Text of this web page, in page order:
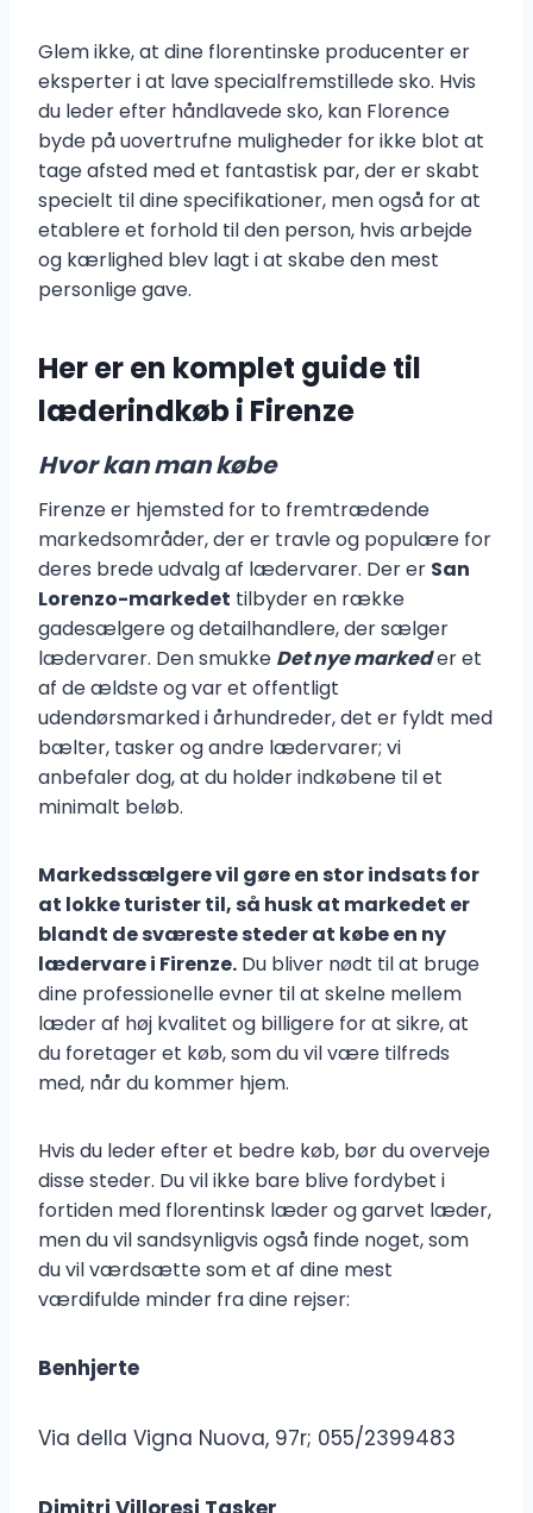
Glem ikke, at dine florentinske producenter er
eksperter i at lave specialfremstillede sko. Hvis
du leder efter håndlavede sko, kan Florence
byde på uovertrufne muligheder for ikke blot at
tage afsted med et fantastisk par, der er skabt
specielt til dine specifikationer, men også for at
etablere et forhold til den person, hvis arbejde
og kærlighed blev lagt i at skabe den mest
personlige gave.
Her er en komplet guide til
læderindkøb i Firenze
Hvor kan man købe
Firenze er hjemsted for to fremtrædende
markedsområder, der er travle og populære for
deres brede udvalg af lædervarer. Der er San
Lorenzo-markedet tilbyder en række
gadesælgere og detailhandlere, der sælger
lædervarer. Den smukke Det nye markeder et
af de ældste og var et offentligt
udendørsmarked i århundreder, det er fyldt med
bælter, tasker og andre lædervarer; vi
anbefaler dog, at du holder indkøbene til et
minimalt beløb.
Markedssælgere vil gøre en stor indsats for
at lokke turister til, så husk at markedet er
blandt de sværeste steder at købe en ny
lædervare i Firenze. Du bliver nødt til at bruge
dine professionelle evner til at skelne mellem
læder af høj kvalitet og billigere for at sikre, at
du foretager et køb, som du vil være tilfreds
med, når du kommer hjem.
Hvis du leder efter et bedre køb, bør du overveje
disse steder. Du vil ikke bare blive fordybet i
fortiden med florentinsk læder og garvet læder,
men du vil sandsynligvis også finde noget, som
du vil værdsætte som et af dine mest
værdifulde minder fra dine rejser:
Benhjerte
Via della Vigna Nuova, 97r; 055/2399483